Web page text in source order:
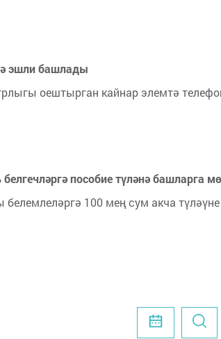
эшли башлады
оештырган кайнар элемтә
пособие түләнә башларга
100 мең сум акча